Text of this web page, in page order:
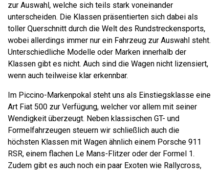
zur Auswahl, welche sich teils stark voneinander
unterscheiden. Die Klassen präsentierten sich dabei als
toller Querschnitt durch die Welt des Rundstreckensports,
wobei allerdings immer nur ein Fahrzeug zur Auswahl steht.
Unterschiedliche Modelle oder Marken innerhalb der
Klassen gibt es nicht. Auch sind die Wagen nicht lizensiert,
wenn auch teilweise klar erkennbar.
Im Piccino-Markenpokal steht uns als Einstiegsklasse eine
Art Fiat 500 zur Verfügung, welcher vor allem mit seiner
Wendigkeit überzeugt. Neben klassischen GT- und
Formelfahrzeugen steuern wir schließlich auch die
höchsten Klassen mit Wagen ähnlich einem Porsche 911
RSR, einem flachen Le Mans-Flitzer oder der Formel 1.
Zudem gibt es auch noch ein paar Exoten wie Rallycross,